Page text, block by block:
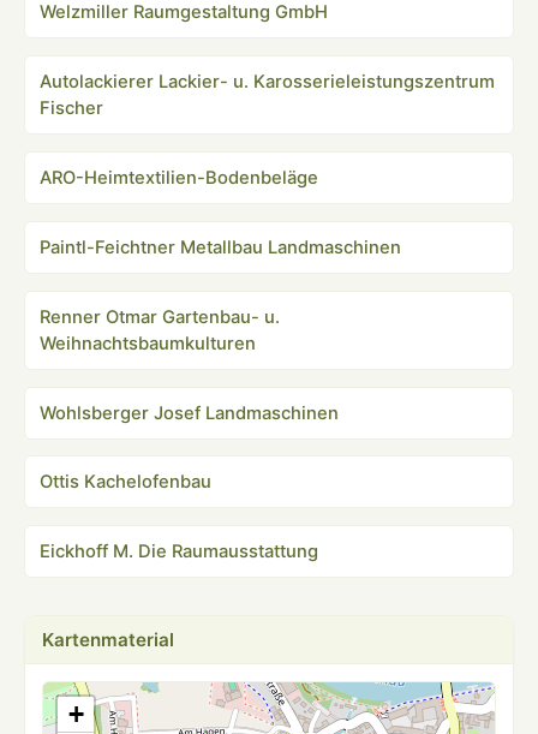
Welzmiller Raumgestaltung GmbH
Autolackierer Lackier- u. Karosserieleistungszentrum
Fischer
ARO-Heimtextilien-Bodenbeläge
Paintl-Feichtner Metallbau Landmaschinen
Renner Otmar Gartenbau- u.
Weihnachtsbaumkulturen
Wohlsberger Josef Landmaschinen
Ottis Kachelofenbau
Eickhoff M. Die Raumausstattung
Kartenmaterial
+